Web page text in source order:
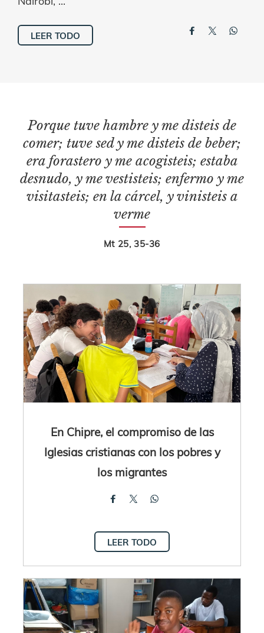
LEER TODO
Porque tuve hambre y me disteis de
comer; tuve sed y me disteis de beber;
era forastero y me acogisteis; estaba
desnudo, y me vestisteis; enfermo y me
visitasteis; en la cárcel, y vinisteis a
verme
Mt 25, 35-36
En Chipre, el compromiso de las
Iglesias cristianas con los pobres y
los migrantes
LEER TODO